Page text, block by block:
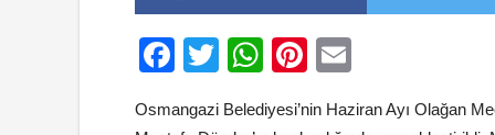
Facebook
TwitterWhatsApp
Pinterest
Osmangazi Belediyesi’nin Haziran Ayı Olağan